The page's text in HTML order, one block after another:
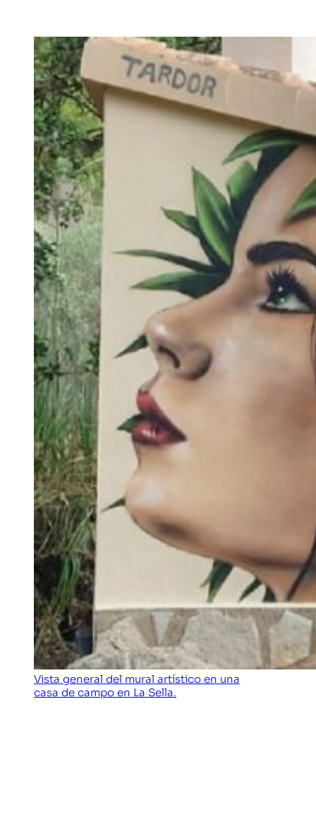
Vista general del mural artístico en una
casa de campo en La Sella.